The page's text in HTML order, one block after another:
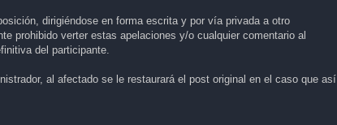
dirigiéndose en forma escrita y por vía privada a otro
prohibido verter estas apelaciones y/o cualquier comentario al
del participante.
al afectado se le restaurará el post original en el caso que así